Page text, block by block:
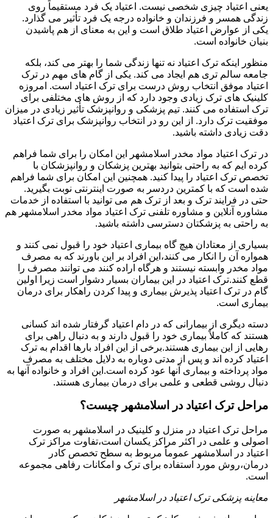
یعنی اعتیاد چیزی شخصی نیست. اعتیاد یک فرد مستقیماً روی
زندگی همسر و فرزندان و خانواده درجه یک فرد تأثیر می گذارد.
یکی از عوارض اعتیاد طلاق است و این به معنای از هم پاشیدن
بنیان خانواده است.
منظور اینکه ترک اعتیاد نه تنها زندگی شما را بهتر می کند، بلکه
جامعه سالم تری هم ایجاد می کند. یکی از گام های مهم در ترک
اعتیاد موفق انتخاب روش درست برای ترک اعتیاد است. امروزه
کلینیک های ترک زیادی وجود دارد که از روش های مختلفی برای
ترک استفاده می کنند. تیم پزشکی و روانپزشک تأثیر زیادی در میزان
موفقیت ترک دارد. از این رو در انتخاب روانپزشک برای ترک اعتیاد
دقت زیادی داشته باشید.
در ترک اعتیاد مواد مخدر اسلامشهر این امکان را برای شما فراهم
کرده ایم که به راحتی بتوانید بهترین پزشکان و روانپزشکان با
تخصص ترک اعتیاد را پیدا کنید. همچنین این امکان برای شما فراهم
شده است که با کمترین دردسر به صورت اینترنتی نوبت بگیرید.
حتی در فرایند ترک و بعد از ترک هم می توانید با استفاده از خدمات
مشاوره آنلاین و مشاوره تلفنی ترک اعتیاد مواد مخدر اسلامشهر هم
به راحتی به پزشکتان دسترسی داشته باشید.
بسیاری از معتادان هیچ گاه بیماری اعتیاد خود را قبول نمی کنند و
همواره آن را انکار می کنند،این افراد بر این باورند که به مصرف
مواد مخدر وابسته نیستند و هرگاه اراده کنند می توانند مصرف را
قطع کنند.ترک اعتیاد در این بیماران بسیار دشوار است زیرا اولین
گام در ترک اعتیاد پذیرش بیماری و پیدا کردن راهکار برای درمان
بیماری است.
دسته دیگری از بیمارانی که در دام اعتیاد گرفتار شده اند کسانی
هستند که کاملاً بیماری خود را قبول دارند و به دنبال راهی برای
رهایی از این بیماری هستند.برخی از این افراد بارها اقدام به ترک
اعتیاد کرده اند و پس از مدتی دوباره به دلایل مختلف به مصرف
مواد پرداخته و بیماری آنها عود کرده است.این افراد و خانواده آنها به
دنبال روشی قطعی و علمی برای درمان بیماری هستند.
مراحل ترک اعتیاد در اسلامشهر چیست؟
مراحل ترک اعتیاد در منزل و کلینیک در اسلامشهر به صورت
اصولی و علمی در اکثر مراکز یکسان است،تفاوت مراکز ترک
اعتیاد در اسلامشهر عموماً مربوط به سطح تخصص کادر
درمان،روش مورد استفاده برای ترک و امکانات رفاهی مجموعه
است.
معاینه پزشکی ترک اعتیاد در اسلامشهر